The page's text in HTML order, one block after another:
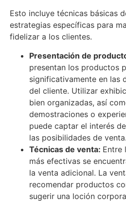
Esto incluye técnicas básicas
estrategias específicas para
fidelizar a los clientes.
Presentación de
presentan los productos
significativamente en las
del cliente. Utilizar
bien organizadas, así
demostraciones o
puede captar el interés
las posibilidades de venta.
Técnicas de venta: Entre
más efectivas se
la venta adicional. La
recomendar productos
sugerir una loción